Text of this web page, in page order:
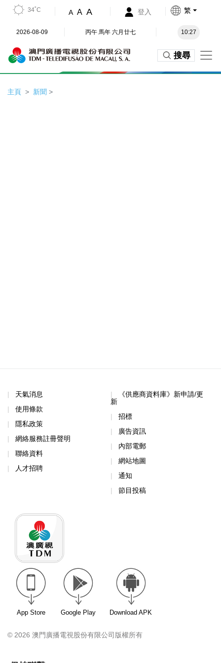
34˚C A A A 登入 繁
2026-08-09 丙午 馬年 六月廿七 10:27
搜尋
主頁 新聞 >
天氣消息
使用條款
隱私政策
網絡服務註冊聲明
聯絡資料
人才招聘
《供應商資料庫》新申請/更
新
招標
廣告資訊
內部電郵
網站地圖
通知
節目投稿
App Store Google Play Download APK
© 2026 澳門廣播電視股份有限公司版權所有